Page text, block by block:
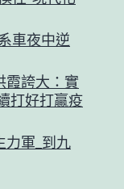
車夜中逆
霞誇大：實
打好打贏疫
力軍_到九